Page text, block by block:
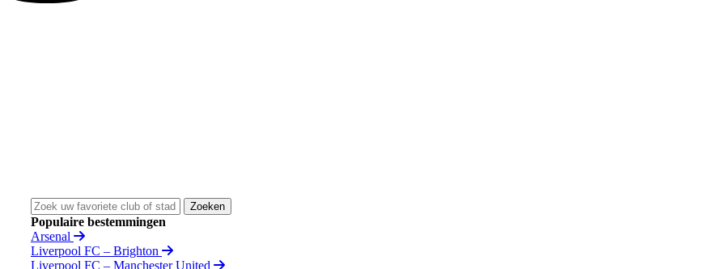
Zoeken
Populaire bestemmingen
Arsenal
Liverpool FC – Brighton
Liverpool FC – Manchester United